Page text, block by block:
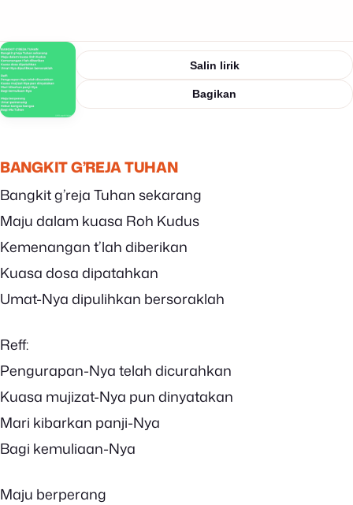
Salin lirik
Bagikan
BANGKIT G’REJA TUHAN
Bangkit g’reja Tuhan sekarang
Maju dalam kuasa Roh Kudus
Kemenangan t’lah diberikan
Kuasa dosa dipatahkan
Umat-Nya dipulihkan bersoraklah
Reff:
Pengurapan-Nya telah dicurahkan
Kuasa mujizat-Nya pun dinyatakan
Mari kibarkan panji-Nya
Bagi kemuliaan-Nya
Maju berperang